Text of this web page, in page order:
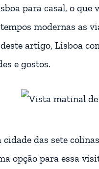
para casal, o
modernas as
artigo, Lisboa
e gostos.
cidade das sete
opção para essa